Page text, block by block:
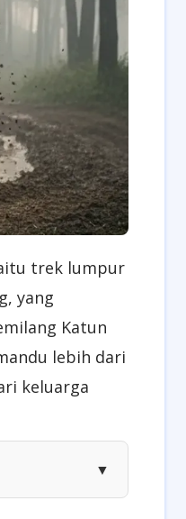
trek lumpur
yang
Katun
lebih dari
keluarga
▼